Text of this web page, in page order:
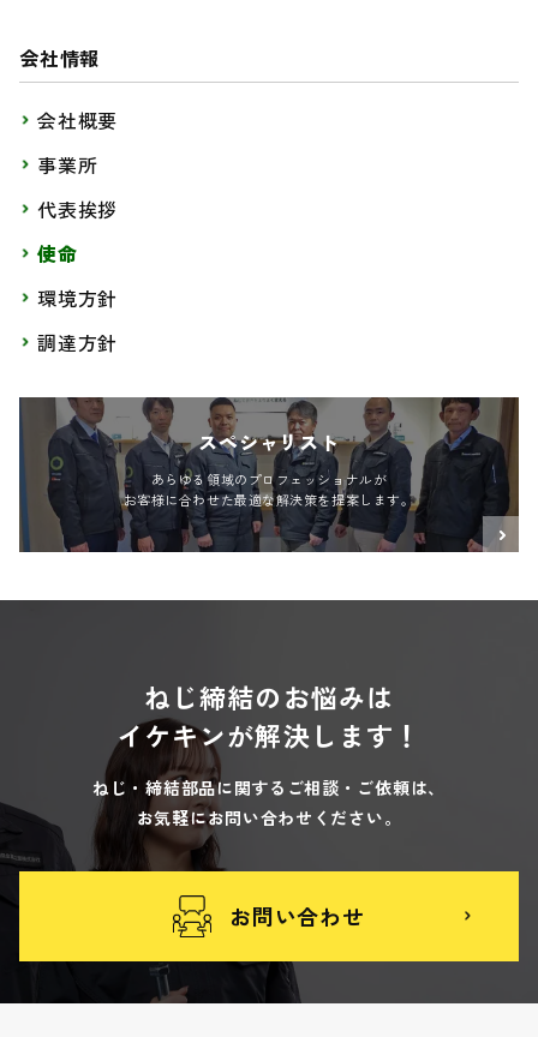
会社情報
会社概要
事業所
代表挨拶
使命
環境方針
調達方針
スペシャリスト
あらゆる領域のプロフェッショナルが
お客様に合わせた最適な解決策を提案します。
ねじ締結のお悩みは
イケキンが解決します！
ねじ・締結部品に関するご相談・ご依頼は、
お気軽にお問い合わせください。
お問い合わせ